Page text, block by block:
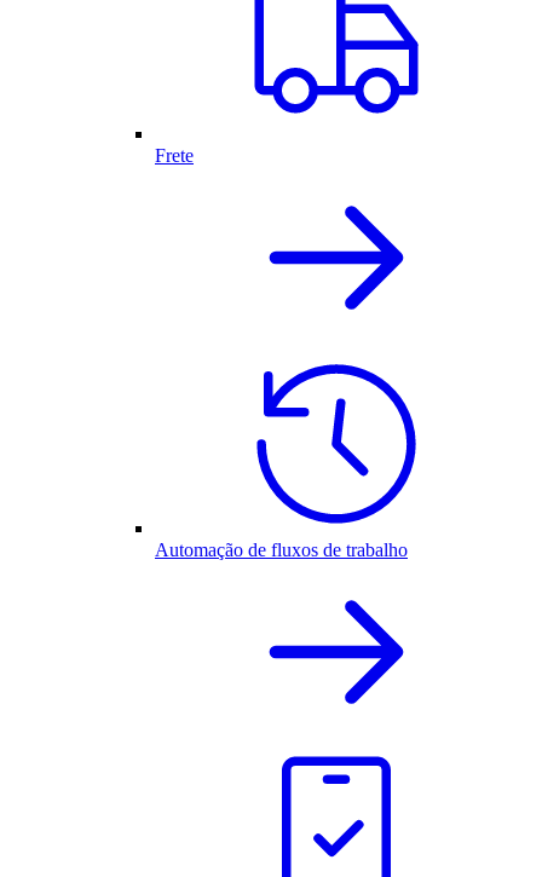
Frete
Automação de fluxos de trabalho